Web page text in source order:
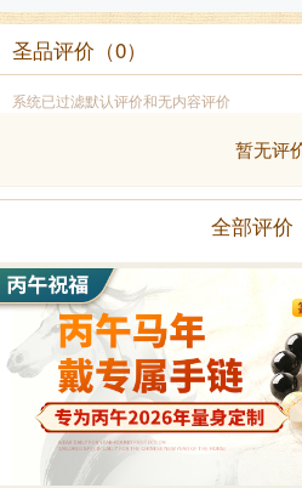
圣品评价（0）
系统已过滤默认评价和无内容评价
暂无评
全部评价